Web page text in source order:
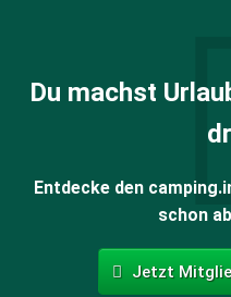
Du machst
Entdecke den
schon
Jetzt